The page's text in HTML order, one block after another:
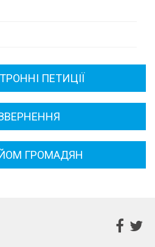
ПЕТИЦІЇ
ГРОМАДЯН